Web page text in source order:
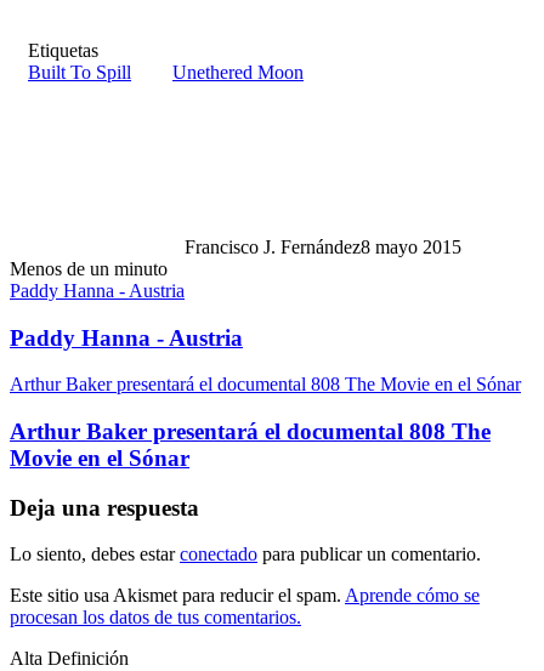
Etiquetas
Built To Spill
Unethered Moon
Francisco J. Fernández8 mayo 2015
Menos de un minuto
Paddy Hanna - Austria
Paddy Hanna - Austria
Arthur Baker presentará el documental 808 The Movie en el Sónar
Arthur Baker presentará el documental 808 The
Movie en el Sónar
Deja una respuesta
Lo siento, debes estarconectado para publicar un comentario.
Este sitio usa Akismet para reducir el spam. Aprende cómo se
procesan los datos de tus comentarios.
Alta Definición